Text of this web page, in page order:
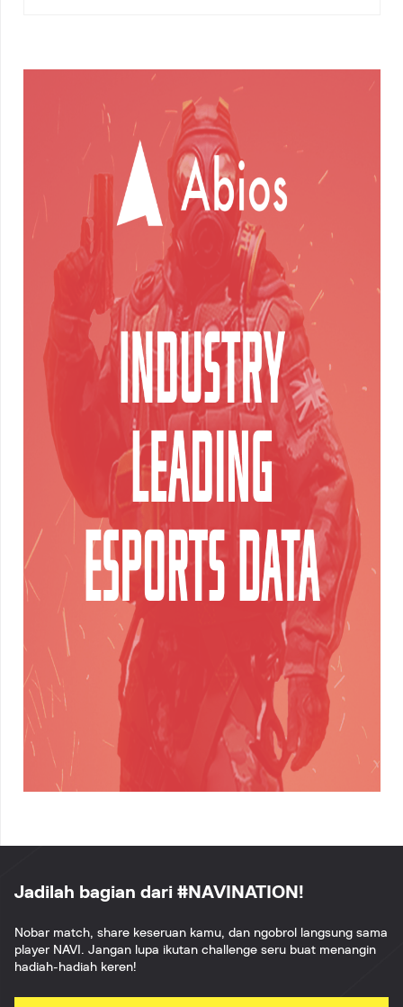
Jadilah bagian dari #NAVINATION!
Nobar match, share keseruan kamu, dan ngobrol langsung sama
player NAVI. Jangan lupa ikutan challenge seru buat menangin
hadiah-hadiah keren!